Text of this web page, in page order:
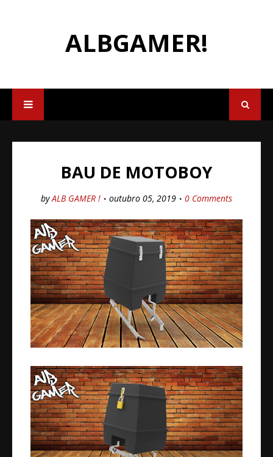
ALBGAMER!
BAU DE MOTOBOY
by ALB GAMER ! outubro 05, 2019 0 Comments